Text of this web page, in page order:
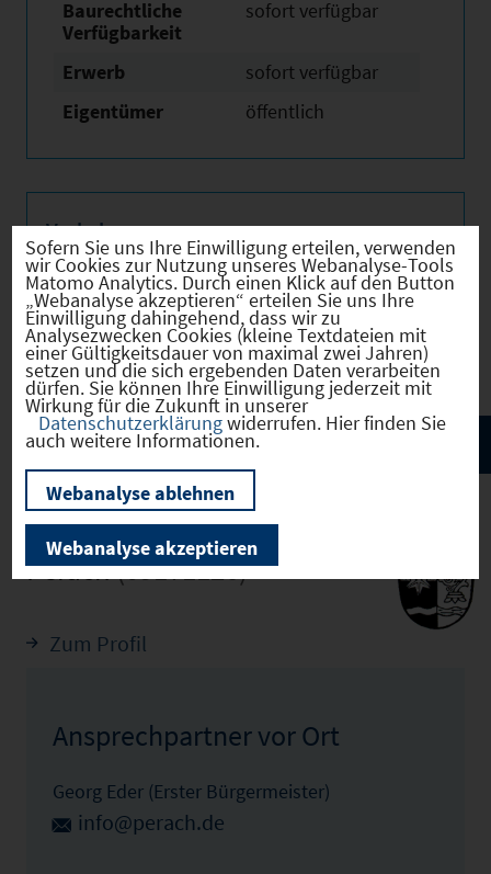
Baurechtliche
Verfügbarkeit
sofort verfügbar
Erwerb
sofort verfügbar
Eigentümer
öffentlich
Verkehr
Infrastruktur
Perach(09171126)
Zum Profil
Ansprechpartner vor Ort
Georg Eder (Erster Bürgermeister)
info@perach.de
Sofern Sie uns Ihre Einwilligung erteilen, verwenden
wir Cookies zur Nutzung unseres Webanalyse-Tools
Matomo Analytics. Durch einen Klick auf den Button
„Webanalyse akzeptieren“ erteilen Sie uns Ihre
Einwilligung dahingehend, dass wir zu
Analysezwecken Cookies (kleine Textdateien mit
einer Gültigkeitsdauer von maximal zwei Jahren)
setzen und die sich ergebenden Daten verarbeiten
dürfen. Sie können Ihre Einwilligung jederzeit mit
Wirkung für die Zukunft in unserer
Datenschutzerklärungwiderrufen. Hier finden Sie
auch weitere Informationen.
Webanalyse ablehnen
Webanalyse akzeptieren